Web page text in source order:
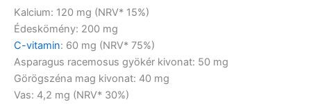
Kalcium: 120 mg (NRV* 15%)
Édeskömény: 200 mg
C-vitamin: 60 mg (NRV* 75%)
Asparagus racemosus gyökér kivonat: 50 mg
Görögszéna mag kivonat: 40 mg
Vas: 4,2 mg (NRV* 30%)